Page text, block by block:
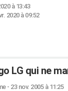
à 13:43
2020 à 09:52
LG qui ne
- 23 nov. 2005 à 11:25